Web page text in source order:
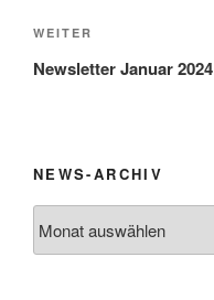
Nächster
Beitrag
WEITER
Newsletter Januar 2024
NEWS-ARCHIV
Archiv